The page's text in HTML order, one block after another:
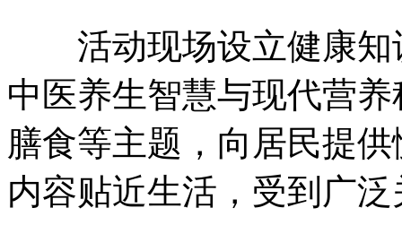
活动现场设立健康知
中医养生智慧与现代营
膳食等主题，向居民提
内容贴近生活，受到广